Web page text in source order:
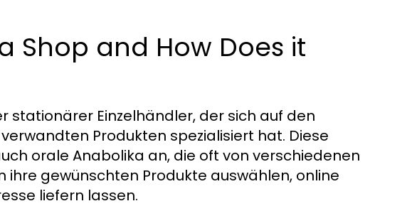
Shop and How Does it
stationärer Einzelhändler, der sich auf den
Produkten spezialisiert hat. Diese
orale Anabolika an, die oft von verschiedenen
gewünschten Produkte auswählen, online
liefern lassen.